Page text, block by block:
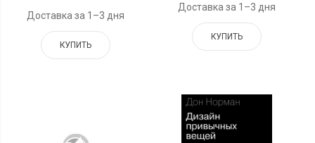
Доставка за 1–3 дня
КУПИТЬ
Доставка за 1–3 дня
КУПИТЬ